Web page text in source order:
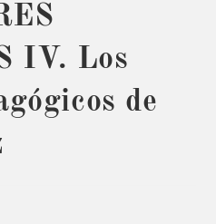
IV. Los
de